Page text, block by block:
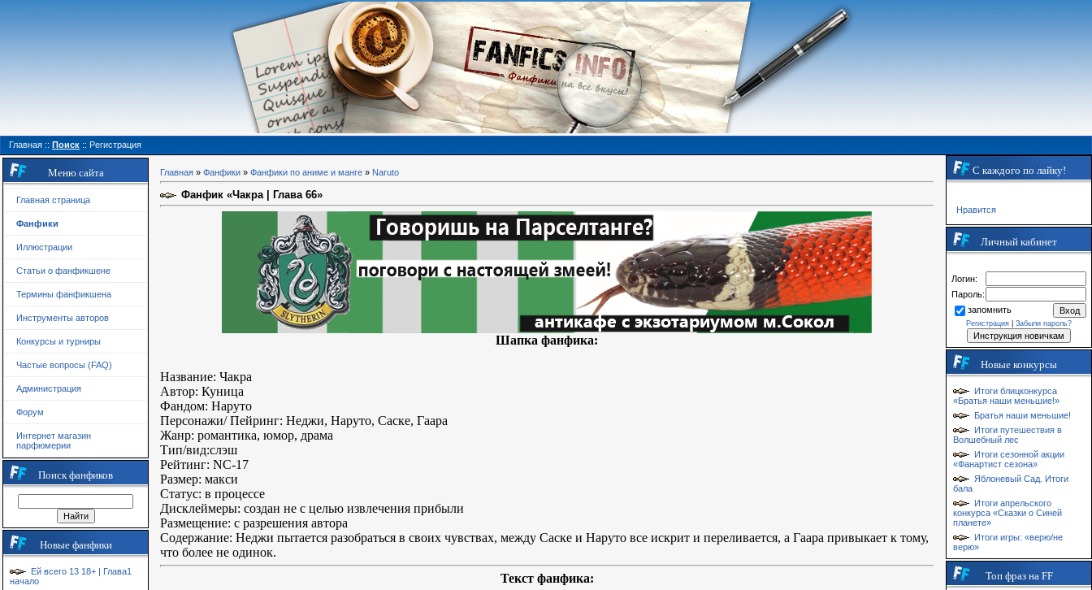
Главная :: Поиск :: Регистрация
Меню сайта
Главная страница
Фанфики
Иллюстрации
Статьи о фанфикшене
Термины фанфикшена
Инструменты авторов
Конкурсы и турниры
Частые вопросы (FAQ)
Администрация
Форум
Интернет магазин
парфюмерии
Поиск фанфиков
Новые фанфики
Ей всего 13 18+ | Глава1
начало
Главная » Фанфики » Фанфики по аниме и манге » Naruto
Фанфик «Чакра | Глава 66»
Шапка фанфика:
Название: Чакра
Автор: Куница
Фандом: Наруто
Персонажи/ Пейринг: Неджи, Наруто, Саске, Гаара
Жанр: романтика, юмор, драма
Тип/вид:слэш
Рейтинг: NC-17
Размер: макси
Статус: в процессе
Дисклеймеры: создан не с целью извлечения прибыли
Размещение: с разрешения автора
Содержание: Неджи пытается разобраться в своих чувствах, между Саске и Наруто все искрит и переливается, а Гаара привыкает к тому,
что более не одинок.
Текст фанфика:
С каждого по лайку!
Нравится
Личный кабинет
Логин:
Пароль:
запомнить
Регистрация Забыли пароль?
Новые конкурсы
Итоги блицконкурса
«Братья наши меньшие!»
Братья наши меньшие!
Итоги путешествия в
Волшебный лес
Итоги сезонной акции
«Фанартист сезона»
Яблоневый Сад. Итоги
бала
Итоги апрельского
конкурса «Сказки о Синей
планете»
Итоги игры: «верю/не
верю»
Топ фраз на FF